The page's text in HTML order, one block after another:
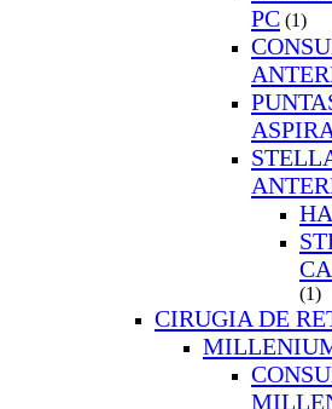
PC (1)
(1)
CIRUGIA DE